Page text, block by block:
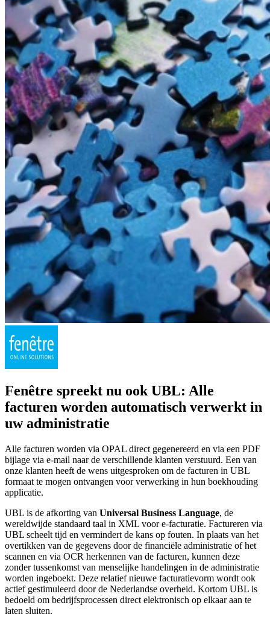
Fenêtre spreekt nu ook UBL: Alle
facturen worden automatisch verwerkt in
uw administratie
Alle facturen worden via OPAL direct gegenereerd en via een PDF
bijlage via e-mail naar de verschillende klanten verstuurd. Een van
onze klanten heeft de wens uitgesproken om de facturen in UBL
formaat te mogen ontvangen voor verwerking in hun boekhouding
applicatie.
UBL is de afkorting van Universal Business Language, de
wereldwijde standaard taal in XML voor e-facturatie. Factureren via
UBL scheelt tijd en vermindert de kans op fouten. In plaats van het
overtikken van de gegevens door de financiële administratie of het
scannen en via OCR herkennen van de facturen, kunnen deze
zonder tussenkomst van menselijke handelingen in de administratie
worden ingeboekt. Deze relatief nieuwe facturatievorm wordt ook
actief gestimuleerd door de Nederlandse overheid. Kortom UBL is
bedoeld om bedrijfsprocessen direct elektronisch op elkaar aan te
laten sluiten.